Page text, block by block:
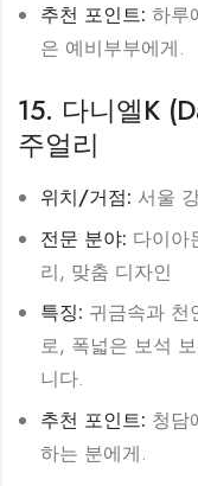
추천 포인트: 하루
은 예비부부에게.
15. 다니엘K
주얼리
위치/거점: 서울
전문 분야: 다이아
리, 맞춤 디자인
특징: 귀금속과 천
로, 폭넓은 보석
니다.
추천 포인트: 청담
하는 분에게.